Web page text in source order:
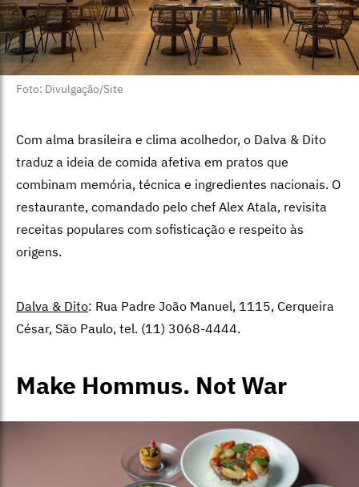
Foto: Divulgação/Site
Com alma brasileira e clima acolhedor, o Dalva & Dito
traduz a ideia de comida afetiva em pratos que
combinam memória, técnica e ingredientes nacionais. O
restaurante, comandado pelo chef Alex Atala, revisita
receitas populares com sofisticação e respeito às
origens.
Dalva & Dito: Rua Padre João Manuel, 1115, Cerqueira
César, São Paulo, tel. (11) 3068-4444.
Make Hommus. Not War